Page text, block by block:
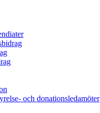
och donationsledamöter